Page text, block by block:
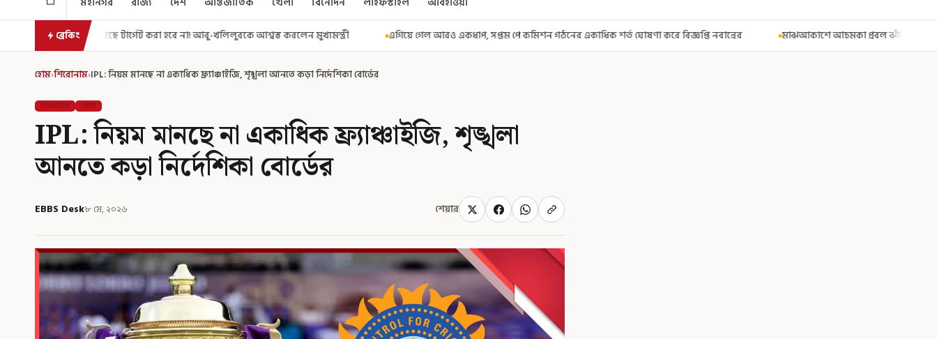
ব্রেকিং
টার্গেট করা হবে না! আবু-খলিলুরকে আশ্বস্ত করলেন মুখ্যমন্ত্রী এগিয়ে গেল আরও একধাপ, সপ্তম পে কমিশন গঠনের একাধিক শর্ত ঘোষণা করে বিজ্ঞপ্তি নবান্নের মাঝআকাশে আচমকা প্রবল ঝাঁকুনি! এয়ার ইন্ডিয়ার উড়ানে আতঙ্ক
হোম›শিরোনাম›IPL: নিয়ম মানছে না একাধিক ফ্র্যাঞ্চাইজি, শৃঙ্খলা আনতে কড়া নির্দেশিকা বোর্ডের
শিরোনাম খেলা
IPL: নিয়ম মানছে না একাধিক ফ্র্যাঞ্চাইজি, শৃঙ্খলা
আনতে কড়া নির্দেশিকা বোর্ডের
EBBS Desk৮ মে, ২০২৬ শেয়ার